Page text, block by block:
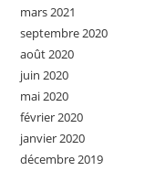
mars 2021
septembre 2020
août 2020
juin 2020
mai 2020
février 2020
janvier 2020
décembre 2019